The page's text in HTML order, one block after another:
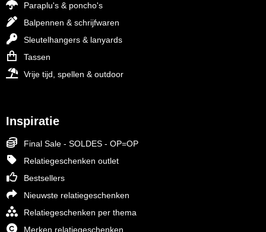
Paraplu's & poncho's
Balpennen & schrijfwaren
Sleutelhangers & lanyards
Tassen
Vrije tijd, spellen & outdoor
Inspiratie
Final Sale - SOLDES - OP=OP
Relatiegeschenken outlet
Bestsellers
Nieuwste relatiegeschenken
Relatiegeschenken per thema
Merken relatiegeschenken